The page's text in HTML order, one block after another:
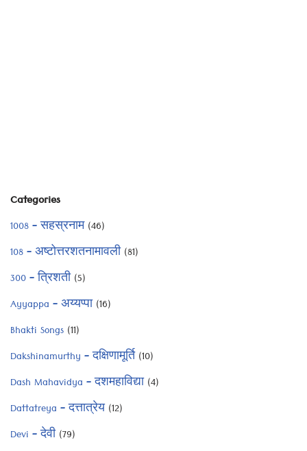
Categories
1008 – सहस्रनाम(46)
108 – अष्टोत्तरशतनामावली(81)
300 – त्रिशती(5)
Ayyappa – अय्यप्पा(16)
Bhakti Songs (11)
Dakshinamurthy – दक्षिणामूर्ति(10)
Dash Mahavidya – दशमहाविद्या(4)
Dattatreya – दत्तात्रेय(12)
Devi – देवी(79)